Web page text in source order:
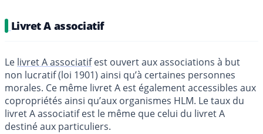
Livret A associatif
Le livret A associatifest ouvert aux associations à but
non lucratif (loi 1901) ainsi qu’à certaines personnes
morales. Ce même livret A est également accessibles aux
copropriétés ainsi qu’aux organismes HLM. Le taux du
livret A associatif est le même que celui du livret A
destiné aux particuliers.